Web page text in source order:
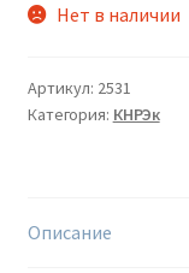
Нет в наличии
Артикул: 2531
Категория: КНРЭк
Описание